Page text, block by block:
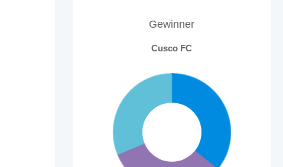
Gewinner
Cusco FC